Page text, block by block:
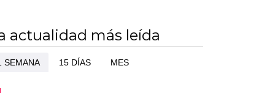
actualidad más leída
SEMANA 15 DÍAS MES